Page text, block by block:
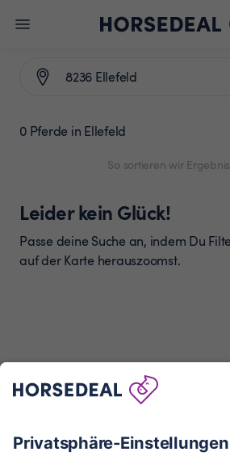
0 Pferde in Ellefeld
So sortieren wir
Leider kein Glück!
Passe deine Suche an, indem Du
auf der Karte herauszoomst.